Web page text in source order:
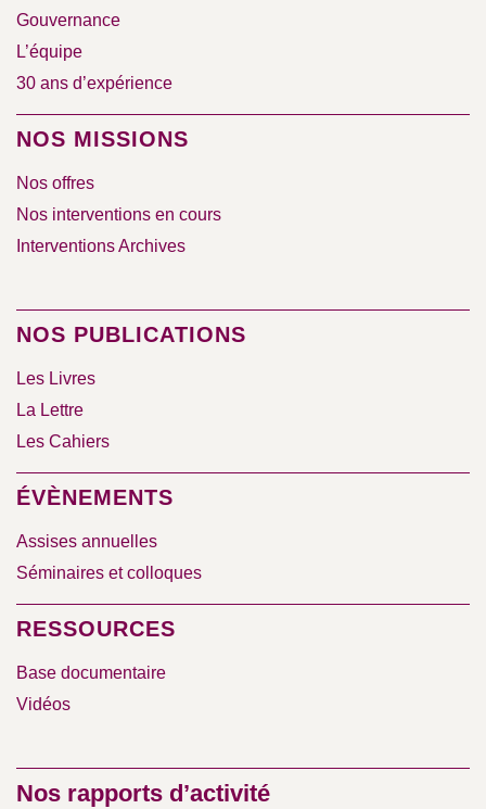
Gouvernance
L’équipe
30 ans d’expérience
NOS MISSIONS
Nos offres
Nos interventions en cours
Interventions Archives
NOS PUBLICATIONS
Les Livres
La Lettre
Les Cahiers
ÉVÈNEMENTS
Assises annuelles
Séminaires et colloques
RESSOURCES
Base documentaire
Vidéos
Nos rapports d’activité